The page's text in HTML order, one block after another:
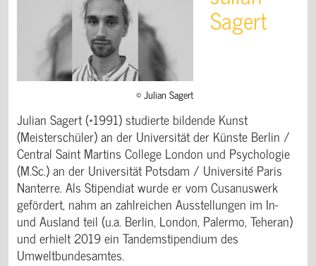
© Julian Sagert
Sagert
Julian Sagert (*1991) studierte bildende Kunst
(Meisterschüler) an der Universität der Künste Berlin /
Central Saint Martins College London und Psychologie
(M.Sc.) an der Universität Potsdam / Université Paris
Nanterre. Als Stipendiat wurde er vom Cusanuswerk
gefördert, nahm an zahlreichen Ausstellungen im In-
und Ausland teil (u.a. Berlin, London, Palermo, Teheran)
und erhielt 2019 ein Tandemstipendium des
Umweltbundesamtes.